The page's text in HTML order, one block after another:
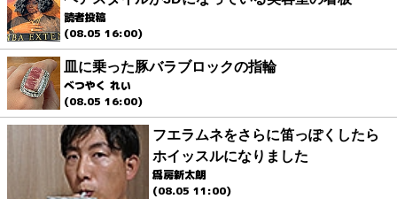
読者投稿
(08.05 16:00)
皿に乗った豚バラブロックの指輪
べつやく れい
(08.05 16:00)
フエラムネをさらに笛っぽくしたら
ホイッスルになりました
爲房新太朗
(08.05 11:00)